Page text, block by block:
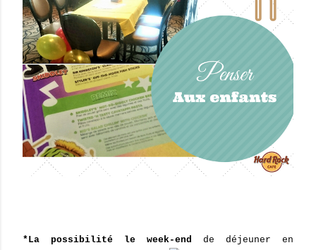
*La possibilité le week-end
de déjeuner en